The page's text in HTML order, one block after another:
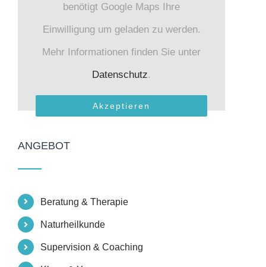
benötigt Google Maps Ihre
Einwilligung um geladen zu werden.
Mehr Informationen finden Sie unter
Datenschutz.
Akzeptieren
ANGEBOT
Beratung & Therapie
Naturheilkunde
Supervision & Coaching